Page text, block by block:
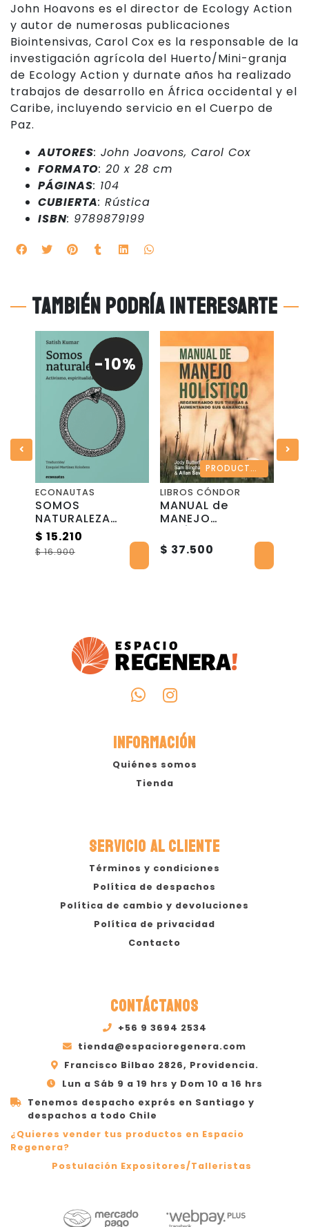
John Hoavons es el director de Ecology Action
y autor de numerosas publicaciones
Biointensivas, Carol Cox es la responsable de la
investigación agrícola del Huerto/Mini-granja
de Ecology Action y durnate años ha realizado
trabajos de desarrollo en África occidental y el
Caribe, incluyendo servicio en el Cuerpo de
Paz.
AUTORES: John Joavons, Carol Cox
FORMATO: 20 x 28 cm
PÁGINAS: 104
CUBIERTA: Rústica
ISBN: 9789879199
También podría interesarte
-10%
ECONAUTAS
SOMOS
NATURALEZA
editorial
Econautas en
español
$ 15.210
$ 16.900
PRODUCTO CON DETALLES (20% DESCUENTO)
LIBROS CÓNDOR
MANUAL de
MANEJO
$ 37.500
INFORMACIÓN
Quiénes somos
Tienda
SERVICIO AL CLIENTE
Términos y condiciones
Política de despachos
Política de cambio y devoluciones
Política de privacidad
Contacto
CONTÁCTANOS
+56 9 3694 2534
tienda@espacioregenera.com
Francisco Bilbao 2826, Providencia.
Lun a Sáb 9 a 19 hrs y Dom 10 a 16 hrs
Tenemos despacho exprés en Santiago y
despachos a todo Chile
¿Quieres vender tus productos en Espacio
Regenera?
Postulación Expositores/Talleristas